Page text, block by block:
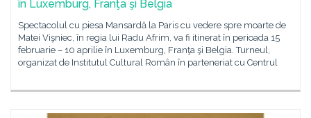
în Luxemburg, Franţa şi Belgia
Spectacolul cu piesa Mansardă la Paris cu vedere spre moarte de
Matei Vişniec, în regia lui Radu Afrim, va fi itinerat în perioada 15
februarie – 10 aprilie în Luxemburg, Franţa şi Belgia. Turneul,
organizat de Institutul Cultural Român în parteneriat cu Centrul